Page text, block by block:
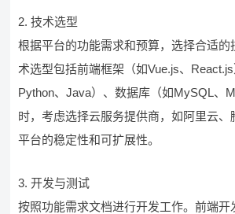
2. 技术选型
根据平台的功能需求和预算，选择合适的
术选型包括前端框架（如Vue.js、
Python、Java）、数据库（如MySQL、
时，考虑选择云服务提供商，如阿里云、
平台的稳定性和可扩展性。
3. 开发与测试
按照功能需求文档进行开发工作。前端开